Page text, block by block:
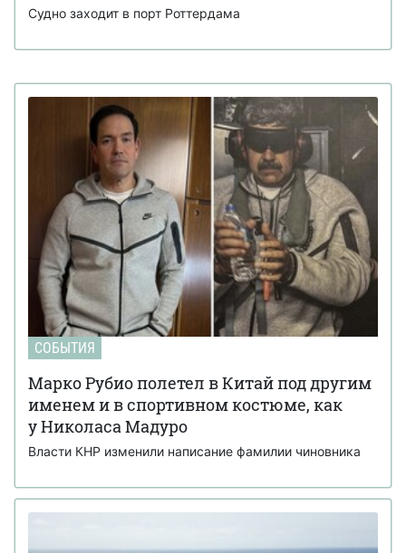
Судно заходит в порт Роттердама
СОБЫТИЯ
Марко Рубио полетел в Китай под другим
именем и в спортивном костюме, как
у Николаса Мадуро
Власти КНР изменили написание фамилии чиновника